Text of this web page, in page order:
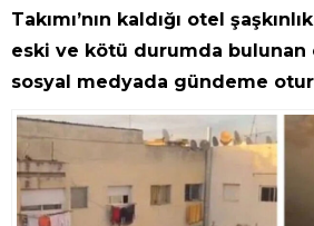
Takımı’nın kaldığı otel
eski ve kötü durumda bulunan
sosyal medyada gündeme